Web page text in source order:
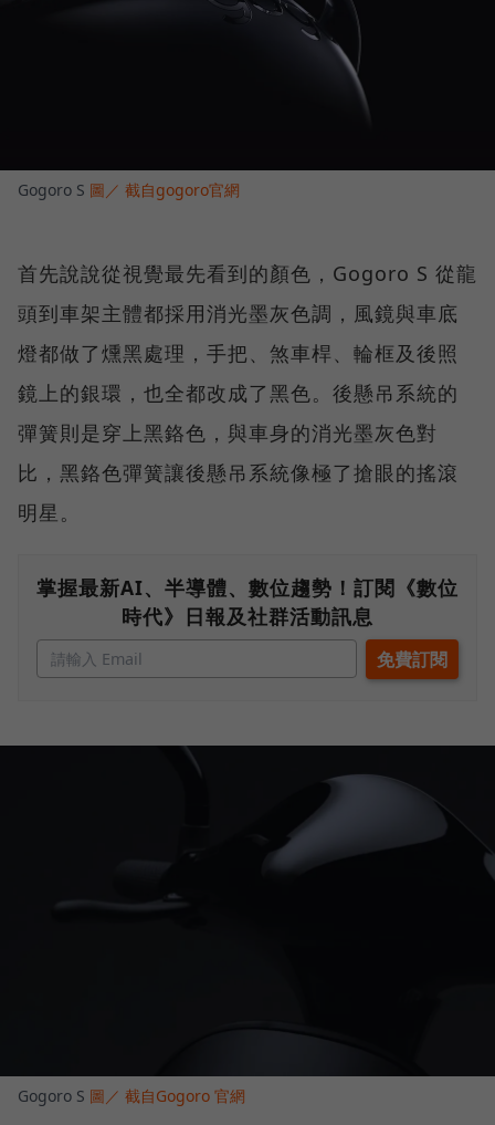
Gogoro S 圖／ 截自gogoro官網
首先說說從視覺最先看到的顏色，Gogoro S 從龍
頭到車架主體都採用消光墨灰色調，風鏡與車底
燈都做了燻黑處理，手把、煞車桿、輪框及後照
鏡上的銀環，也全都改成了黑色。後懸吊系統的
彈簧則是穿上黑鉻色，與車身的消光墨灰色對
比，黑鉻色彈簧讓後懸吊系統像極了搶眼的搖滾
明星。
掌握最新AI、半導體、數位趨勢！訂閱《數位
時代》日報及社群活動訊息
Gogoro S 圖／ 截自Gogoro 官網